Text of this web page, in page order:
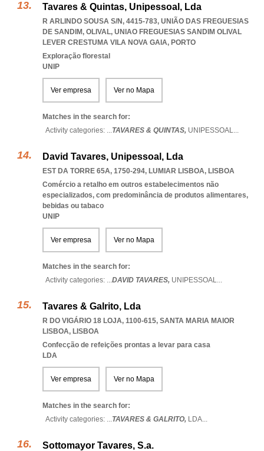
Tavares & Quintas, Unipessoal, Lda
R ARLINDO SOUSA S/N, 4415-783, UNIÃO DAS FREGUESIAS
DE SANDIM, OLIVAL, UNIAO FREGUESIAS SANDIM OLIVAL
LEVER CRESTUMA VILA NOVA GAIA, PORTO
Exploração florestal
UNIP
Ver empresa Ver no Mapa
Matches in the search for:
Activity categories: ...TAVARES & QUINTAS, UNIPESSOAL...
David Tavares, Unipessoal, Lda
EST DA TORRE 65A, 1750-294, LUMIAR LISBOA, LISBOA
Comércio a retalho em outros estabelecimentos não
especializados, com predominância de produtos alimentares,
bebidas ou tabaco
UNIP
Ver empresa Ver no Mapa
Matches in the search for:
Activity categories: ...DAVID TAVARES, UNIPESSOAL...
Tavares & Galrito, Lda
R DO VIGÁRIO 18 LOJA, 1100-615, SANTA MARIA MAIOR
LISBOA, LISBOA
Confecção de refeições prontas a levar para casa
LDA
Ver empresa Ver no Mapa
Matches in the search for:
Activity categories: ...TAVARES & GALRITO, LDA...
Sottomayor Tavares, S.a.